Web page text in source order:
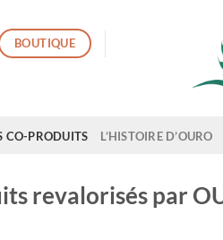
BOUTIQUE
CO-PRODUITS L’HISTOIRE D’OURO
revalorisés par